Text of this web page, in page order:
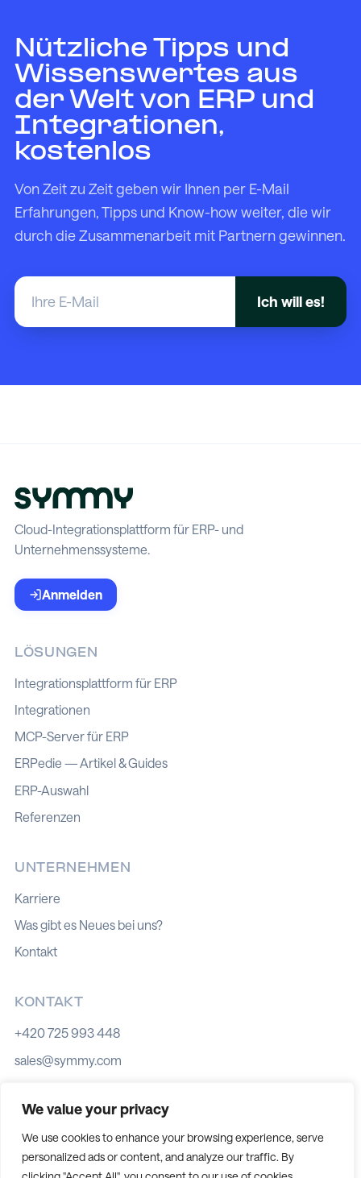
We value your privacy
We use cookies to enhance your browsing experience, serve
personalized ads or content, and analyze our traffic. By
Nützliche Tipps und
Wissenswertes aus
der Welt von ERP und
Integrationen,
kostenlos
Von Zeit zu Zeit geben wir Ihnen per E-Mail
Erfahrungen, Tipps und Know-how weiter, die wir
durch die Zusammenarbeit mit Partnern gewinnen.
Cloud-Integrationsplattform für ERP- und
Unternehmenssysteme.
Anmelden
LÖSUNGEN
Integrationsplattform für ERP
Integrationen
MCP-Server für ERP
ERPedie — Artikel & Guides
ERP-Auswahl
Referenzen
UNTERNEHMEN
Karriere
Was gibt es Neues bei uns?
Kontakt
KONTAKT
+420 725 993 448
sales@symmy.com
Cookie-Richtlinie